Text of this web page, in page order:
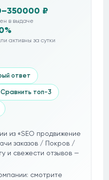
₽
в выдаче
активны за сутки
ответ
Сравнить топ-3
из «SEO продвижение
заказов / Покров /
и свежести отзывов —
смотрите